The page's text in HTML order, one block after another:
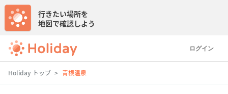
ログイン
行きたい場所を
地図で確認しよう
Holiday トップ 青根温泉